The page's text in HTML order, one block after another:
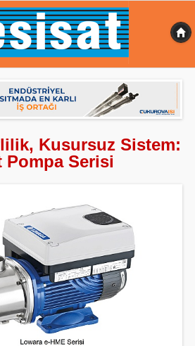
Kusursuz Sistem:
Pompa Serisi
0,355 sn